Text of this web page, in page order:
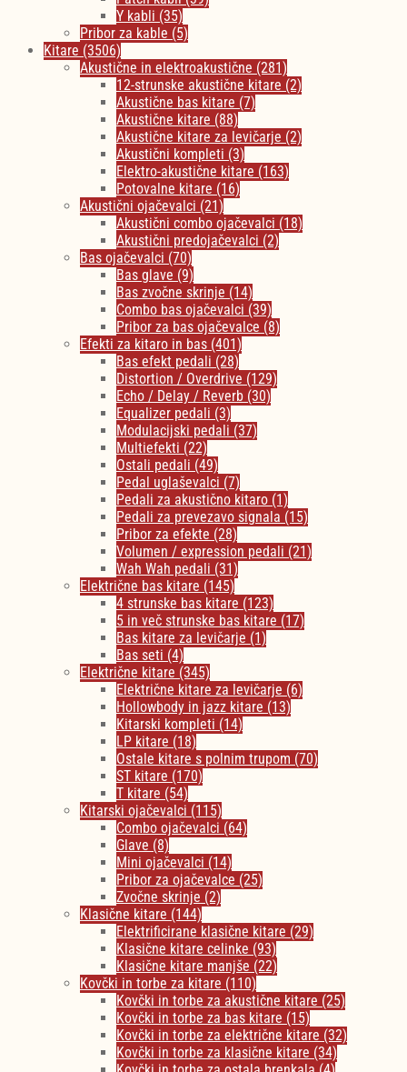
Y kabli (35)
Pribor za kable (5)
Kitare (3506)
Akustične in elektroakustične (281)
12-strunske akustične kitare (2)
Akustične bas kitare (7)
Akustične kitare (88)
Akustične kitare za levičarje (2)
Akustični kompleti (3)
Elektro-akustične kitare (163)
Potovalne kitare (16)
Akustični ojačevalci (21)
Akustični combo ojačevalci (18)
Akustični predojačevalci (2)
Bas ojačevalci (70)
Bas glave (9)
Bas zvočne skrinje (14)
Combo bas ojačevalci (39)
Pribor za bas ojačevalce (8)
Efekti za kitaro in bas (401)
Bas efekt pedali (28)
Distortion / Overdrive (129)
Echo / Delay / Reverb (30)
Equalizer pedali (3)
Modulacijski pedali (37)
Multiefekti (22)
Ostali pedali (49)
Pedal uglaševalci (7)
Pedali za akustično kitaro (1)
Pedali za prevezavo signala (15)
Pribor za efekte (28)
Volumen / expression pedali (21)
Wah Wah pedali (31)
Električne bas kitare (145)
4 strunske bas kitare (123)
5 in več strunske bas kitare (17)
Bas kitare za levičarje (1)
Bas seti (4)
Električne kitare (345)
Električne kitare za levičarje (6)
Hollowbody in jazz kitare (13)
Kitarski kompleti (14)
LP kitare (18)
Ostale kitare s polnim trupom (70)
ST kitare (170)
T kitare (54)
Kitarski ojačevalci (115)
Combo ojačevalci (64)
Glave (8)
Mini ojačevalci (14)
Pribor za ojačevalce (25)
Zvočne skrinje (2)
Klasične kitare (144)
Elektrificirane klasične kitare (29)
Klasične kitare celinke (93)
Klasične kitare manjše (22)
Kovčki in torbe za kitare (110)
Kovčki in torbe za akustične kitare (25)
Kovčki in torbe za bas kitare (15)
Kovčki in torbe za električne kitare (32)
Kovčki in torbe za klasične kitare (34)